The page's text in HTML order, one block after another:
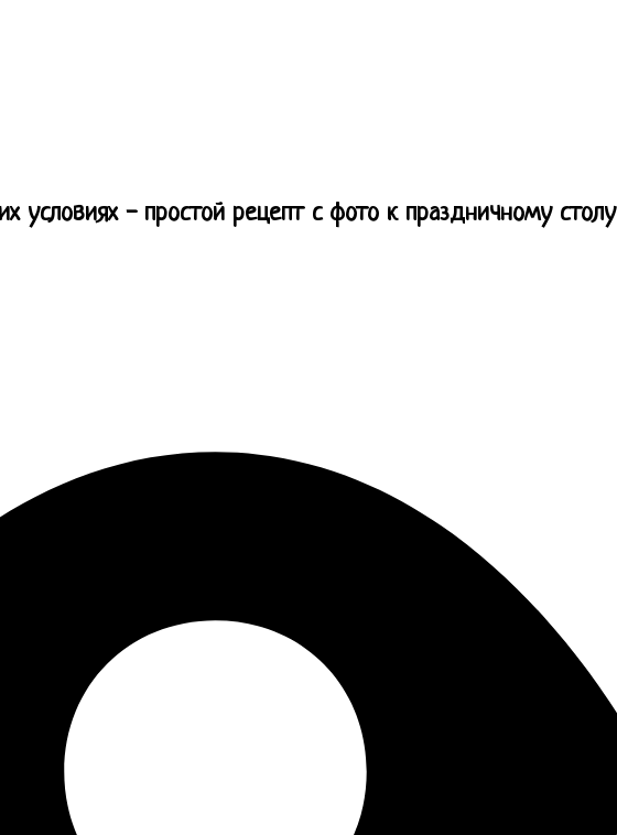
условиях - простой рецепт с фото к праздничному столу